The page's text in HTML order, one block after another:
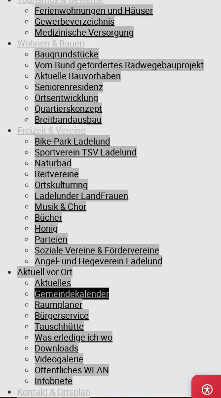
Ferienwohnungen und Häuser
Gewerbeverzeichnis
Medizinische Versorgung
Wohnen & Bauen
Baugrundstücke
Vom Bund gefördertes Radwegebauprojekt
Aktuelle Bauvorhaben
Seniorenresidenz
Ortsentwicklung
Quartierskonzept
Breitbandausbau
Freizeit & Vereine
Bike-Park Ladelund
Sportverein TSV Ladelund
Naturbad
Reitvereine
Ortskulturring
Ladelunder LandFrauen
Musik & Chor
Bücher
Honig
Parteien
Soziale Vereine & Fördervereine
Angel- und Hegeverein Ladelund
Aktuell vor Ort
Aktuelles
Gemeindekalender
Raumplaner
Bürgerservice
Tauschhütte
Was erledige ich wo
Downloads
Videogalerie
Öffentliches WLAN
Infobriefe
Kontakt & Ortsplan
Drucken Google Outlook (.ics)
LADELUND
WEITER HIMMEL
ZWISCHEN DEN MEEREN